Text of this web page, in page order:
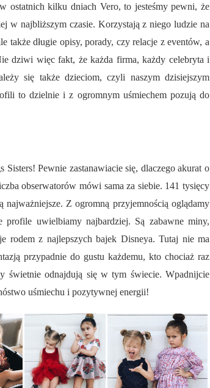
ostatnich kilku dniach Vero, to jesteśmy pewni, że
w najbliższym czasie. Korzystają z niego ludzie na
także długie opisy, porady, czy relacje z eventów, a
dziwi więc fakt, że każda firma, każdy celebryta i
się także dzieciom, czyli naszym dzisiejszym
to dzielnie i z ogromnym uśmiechem pozują do
Pewnie zastanawiacie się, dlaczego akurat o
obserwatorów mówi sama za siebie. 141 tysięcy
Z ogromną przyjemnością oglądamy
uwielbiamy najbardziej. Są zabawne miny,
rodem z najlepszych bajek Disneya. Tutaj nie ma
przypadnie do gustu każdemu, kto chociaż raz
świetnie odnajdują się w tym świecie. Wpadnijcie
uśmiechu i pozytywnej energii!